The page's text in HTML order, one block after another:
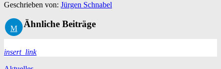
Geschrieben von: Jürgen Schnabel
Ähnliche Beiträge
insert_link